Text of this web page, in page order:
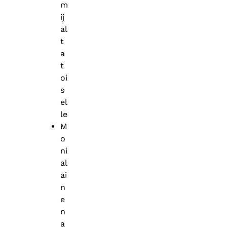
m
ij
al
t
a
t
oi
s
el
le
M
o
ni
al
ai
n
e
n
a